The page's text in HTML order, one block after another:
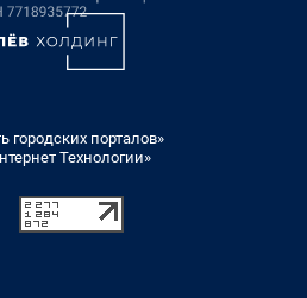
городских порталов»
Технологии»